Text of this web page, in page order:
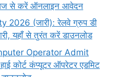
आज से करें ऑनलाइन आवेदन
2026 (जारी): रेलवे ग्रुप डी
यहाँ से तुरंत करें डाउनलोड
Operator Admit
कोर्ट कंप्यूटर ऑपरेटर एडमिट